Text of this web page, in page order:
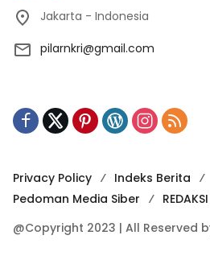
Jakarta - Indonesia
pilarnkri@gmail.com
Privacy Policy
Indeks Berita
Pedoman Media Siber
REDAKSI
@Copyright 2023 | All Reserved